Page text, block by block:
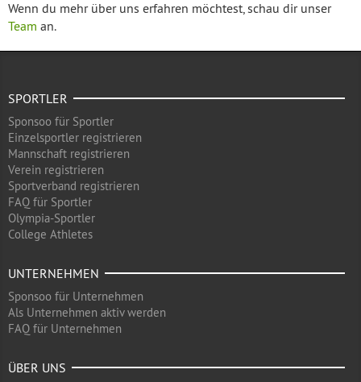
Wenn du mehr über uns erfahren möchtest, schau dir unser
Team an.
SPORTLER
Sponsoo für Sportler
Einzelsportler registrieren
Mannschaft registrieren
Verein registrieren
Sportverband registrieren
FAQ für Sportler
Olympia-Sportler
College Athletes
UNTERNEHMEN
Sponsoo für Unternehmen
Als Unternehmen aktiv werden
FAQ für Unternehmen
ÜBER UNS